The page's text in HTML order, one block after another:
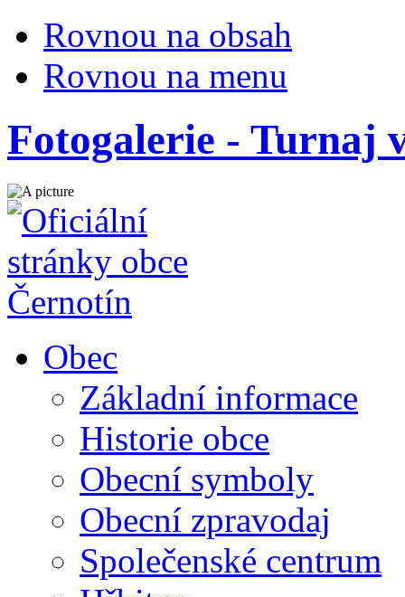
Rovnou na obsah
Rovnou na menu
Fotogalerie - Turnaj
Obec
Základní informace
Historie obce
Obecní symboly
Obecní zpravodaj
Společenské centrum